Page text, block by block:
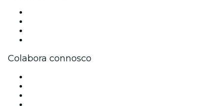
Colabora connosco